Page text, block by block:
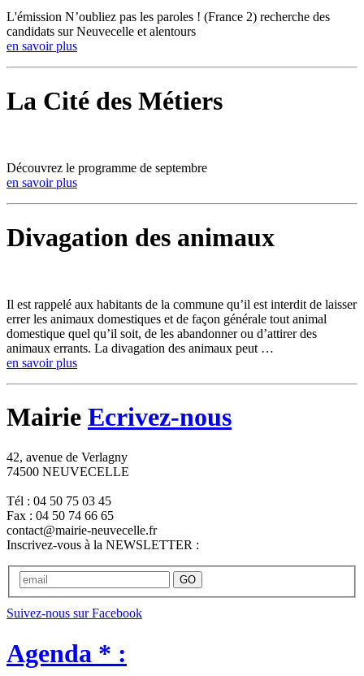
L'émission N’oubliez pas les paroles ! (France 2) recherche des
candidats sur Neuvecelle et alentours
en savoir plus
La Cité des Métiers
Découvrez le programme de septembre
en savoir plus
Divagation des animaux
Il est rappelé aux habitants de la commune qu’il est interdit de laisser
errer les animaux domestiques et de façon générale tout animal
domestique quel qu’il soit, de les abandonner ou d’attirer des
animaux errants. La divagation des animaux peut …
en savoir plus
Mairie Ecrivez-nous
42, avenue de Verlagny
74500 NEUVECELLE
Tél : 04 50 75 03 45
Fax : 04 50 74 66 65
contact@mairie-neuvecelle.fr
Inscrivez-vous à la NEWSLETTER :
GO
Suivez-nous sur Facebook
Agenda * :